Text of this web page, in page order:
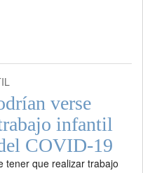
verse
infantil
COVID-19
tener que realizar trabajo